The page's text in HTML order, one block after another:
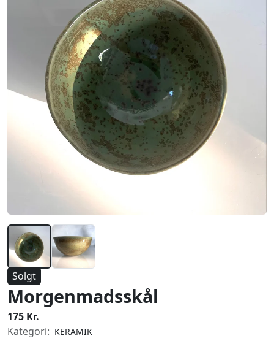
Solgt
Morgenmadsskål
175 Kr.
Kategori: KERAMIK